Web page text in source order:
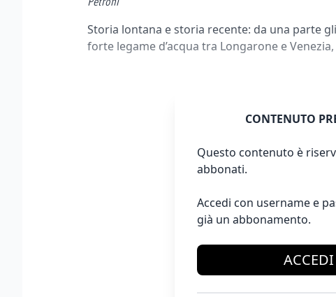
Storia lontana e storia recente: da una parte gli
forte legame d’acqua tra Longarone e
CONTENUTO
Questo contenuto è
abbonati.
Accedi con username e
già un abbonamento.
ACCEDI